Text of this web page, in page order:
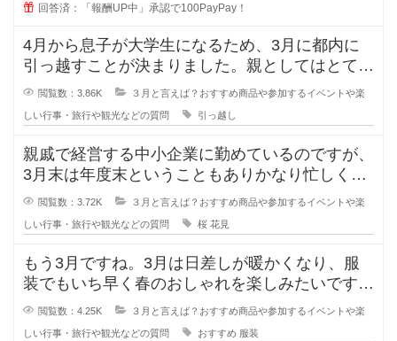
回答済：「報酬UP中」承認で100PayPay！
4月から息子が大学生になるため、3月に都内に
引っ越すことが決まりました。親としてはとても
寂しいのですが明るく送り出してあ
閲覧数：3.86K ３月と言えば？おすすめ商品や参加するイベントや楽
しい行事・旅行や観光などの質問 引っ越し
親戚で経営する中小企業に勤めているのですが、
3月末は年度末ということもありかなり忙しくな
ります。3月末の打ち上げとして花
閲覧数：3.72K ３月と言えば？おすすめ商品や参加するイベントや楽
しい行事・旅行や観光などの質問 桜 花見
もう3月ですね。3月は日差しが暖かくなり、服
装でもいち早く春のおしゃれを楽しみたいです
が、朝昼晩の気温差が激しく何を着た
閲覧数：4.25K ３月と言えば？おすすめ商品や参加するイベントや楽
しい行事・旅行や観光などの質問 おすすめ 服装